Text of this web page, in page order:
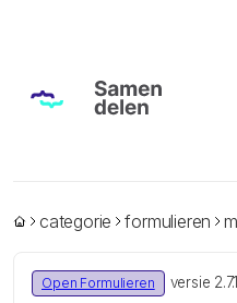
categorie formulieren
Open Formulieren versie